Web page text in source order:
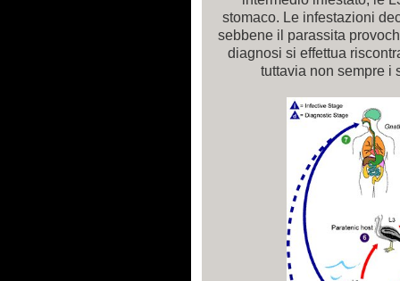
stomaco. Le infestazioni
sebbene il parassita
diagnosi si effettua
tuttavia non sempre i